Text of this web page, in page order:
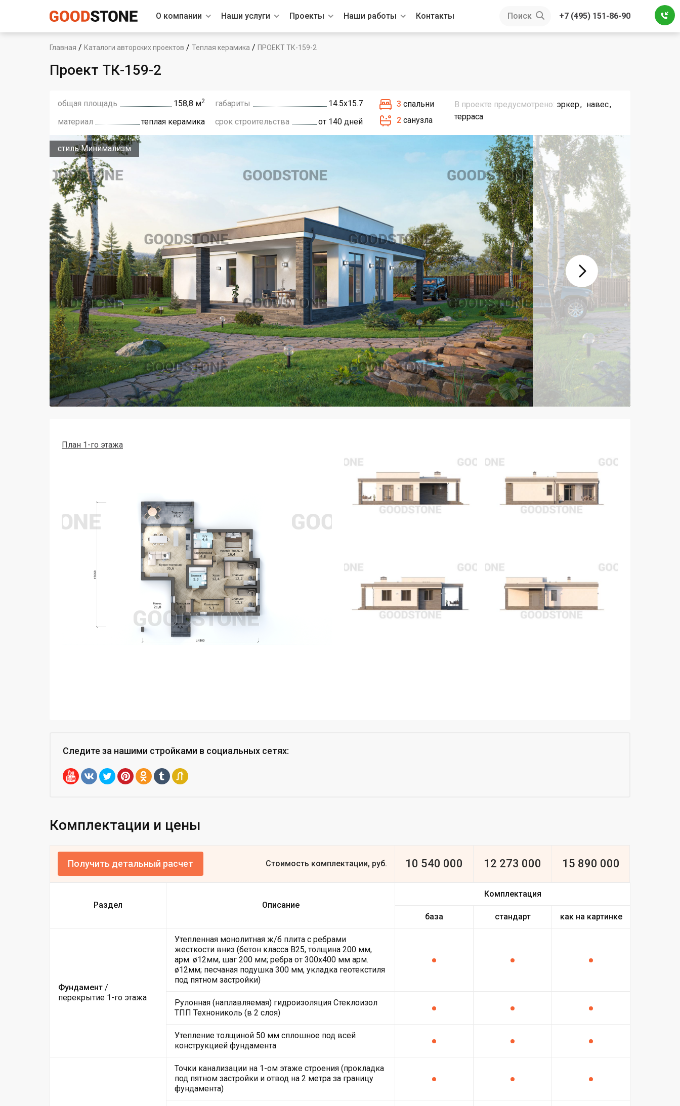
О компании Наши услуги Проекты Наши работы Контакты Поиск +7 (495) 151-86-90
Главная / Каталоги авторских проектов / Теплая керамика / ПРОЕКТ ТК-159-2
Проект ТК-159-2
общая площадь 158,8 м2 габариты
14.5х15.7
материал
теплая керамика срок строительства от 140 дней
3 спальни
2 санузла
В проекте предусмотрено: эркер
навес
терраса
стиль Минимализм
План 1-го этажа
Следите за нашими стройками в социальных сетях:
Комплектации и цены
Получить детальный расчет Стоимость комплектации, руб. 10 540 000 12 273 000 15 890 000
Раздел Описание
Комплектация
база стандарт как на картинке
Фундамент /
перекрытие 1-го этажа
Утепленная монолитная ж/б плита с ребрами
жесткости вниз (бетон класса В25, толщина 200 мм,
арм. ø12мм, шаг 200 мм; ребра от 300х400 мм арм.
ø12мм; песчаная подушка 300 мм, укладка геотекстиля
под пятном застройки)
Рулонная (наплавляемая) гидроизоляция Стеклоизол
ТПП Технониколь (в 2 слоя)
Утепление толщиной 50 мм сплошное под всей
конструкцией фундамента
Точки канализации на 1-ом этаже строения (прокладка
под пятном застройки и отвод на 2 метра за границу
фундамента)